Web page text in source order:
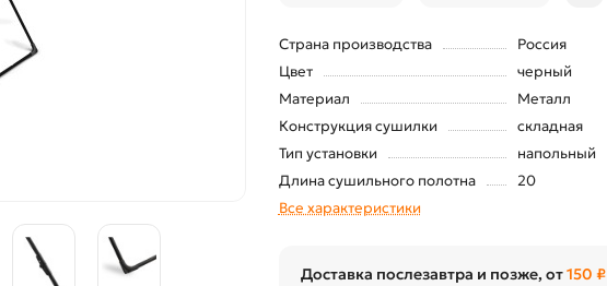
Страна производства
Россия
Цвет
черный
Материал
Металл
Конструкция сушилки
складная
Тип установки
напольный
Длина сушильного полотна
20
Все характеристики
Доставка послезавтра и позже, от150 ₽